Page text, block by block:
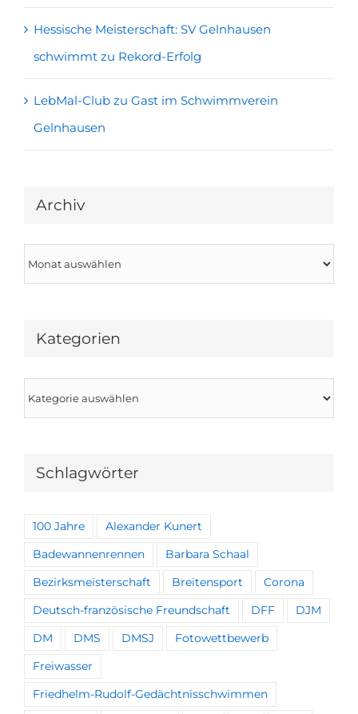
Hessische Meisterschaft: SV Gelnhausen
schwimmt zu Rekord-Erfolg
LebMal-Club zu Gast im Schwimmverein
Gelnhausen
Archiv
Kategorien
Kategorien
Schlagwörter
100 Jahre Alexander Kunert
Badewannenrennen Barbara Schaal
Bezirksmeisterschaft Breitensport Corona
Deutsch-französische Freundschaft DFF DJM
DM DMS DMSJ Fotowettbewerb
Freiwasser
Friedhelm-Rudolf-Gedächtnisschwimmen